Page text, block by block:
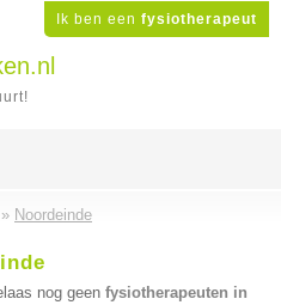
Ik ben een fysiotherapeut
» Noordeinde
nog geen fysiotherapeuten in